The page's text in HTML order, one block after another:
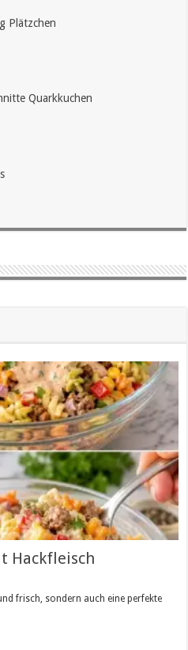
Plätzchen
Quarkkuchen
Hackfleisch
frisch, sondern auch eine perfekte